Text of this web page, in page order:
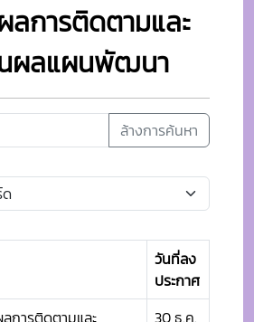
ลการติดตามและ
นผลแผนพัฒนา
ล้างการค้นหา
วันที่ลง
ประกาศ
การติดตามและ
30 ธ.ค.